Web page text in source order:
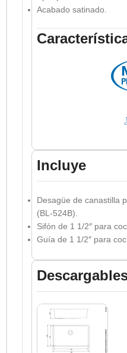
Acabado satinado.
Incluye
Desagüe de canastilla
(BL-524B).
Sifón de 1 1/2″ para
Guía de 1 1/2″ para